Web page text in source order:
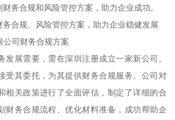
务合规和风险管控方案，助力企业成功。
合规、风险管控方案，助力企业稳健发展
公司财务合规方案
发展需要，需在深圳注册成立一家新公司。
受其委托，为其提供财务合规服务。公司对
相关政策进行了全面评估，制定了详细的合
财务合规流程、优化材料准备，成功帮助企